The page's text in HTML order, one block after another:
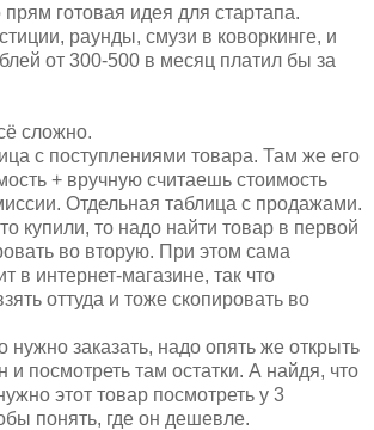
прям готовая идея для стартапа.
раунды, смузи в коворкинге, и
от 300-500 в месяц платил бы за
сложно.
с поступлениями товара. Там же его
+ вручную считаешь стоимость
Отдельная таблица с продажами.
купили, то надо найти товар в первой
во вторую. При этом сама
в интернет-магазине, так что
оттуда и тоже скопировать во
нужно заказать, надо опять же открыть
и посмотреть там остатки. А найдя, что
этот товар посмотреть у 3
понять, где он дешевле.